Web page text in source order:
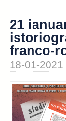
21
franco-
18-01-2021